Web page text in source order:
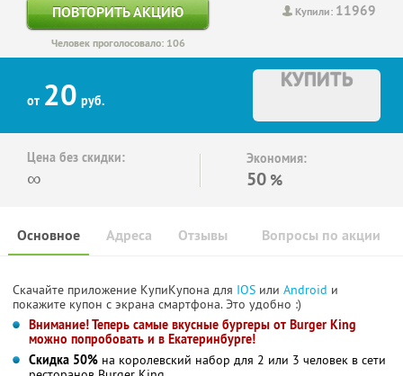
Купили: 11969
ПОВТОРИТЬ АКЦИЮ
Человек проголосовало: 106
от 20 руб.
КУПИТЬ
Цена без скидки:
∞
Экономия:
50 %
Основное Отзывы Вопросы по акции
Адреса
Скачайте приложение КупиКупона для IOS или Android и
покажите купон с экрана смартфона. Это удобно :)
Внимание! Теперь самые вкусные бургеры от Burger King
можно попробовать и в Екатеринбурге!
Скидка 50% на королевский набор для 2 или 3 человек в сети